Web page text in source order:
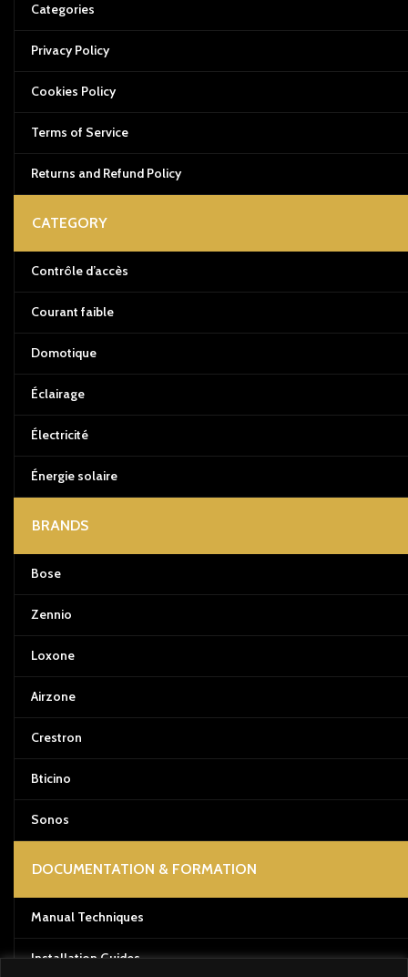
Categories
Privacy Policy
Cookies Policy
Terms of Service
Returns and Refund Policy
CATEGORY
Contrôle d’accès
Courant faible
Domotique
Éclairage
Électricité
Énergie solaire
BRANDS
Bose
Zennio
Loxone
Airzone
Crestron
Bticino
Sonos
DOCUMENTATION & FORMATION
Manual Techniques
Installation Guides